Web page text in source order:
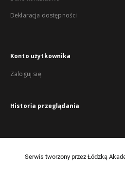
Deklaracja dostępności
Konto użytkownika
Zaloguj się
Historia przeglądania
Serwis tworzony przez Łódzką